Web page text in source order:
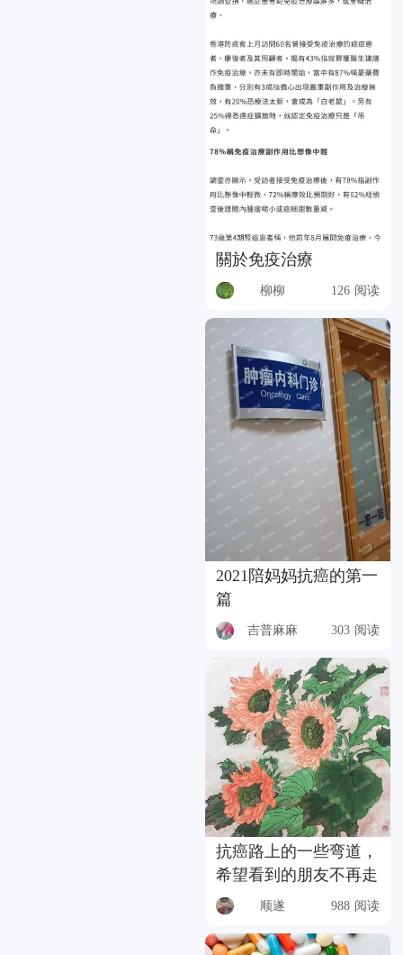
關於免疫治療
柳柳 126 阅读
2021陪妈妈抗癌的第一
篇
吉普麻麻 303 阅读
抗癌路上的一些弯道，
希望看到的朋友不再走
顺遂 988 阅读